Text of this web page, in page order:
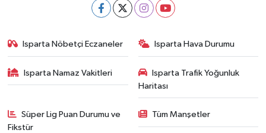
Isparta Nöbetçi Eczaneler Isparta Hava Durumu
Isparta Namaz Vakitleri
Isparta Trafik Yoğunluk
Haritası
Süper Lig Puan Durumu ve
Fikstür
Tüm Manşetler